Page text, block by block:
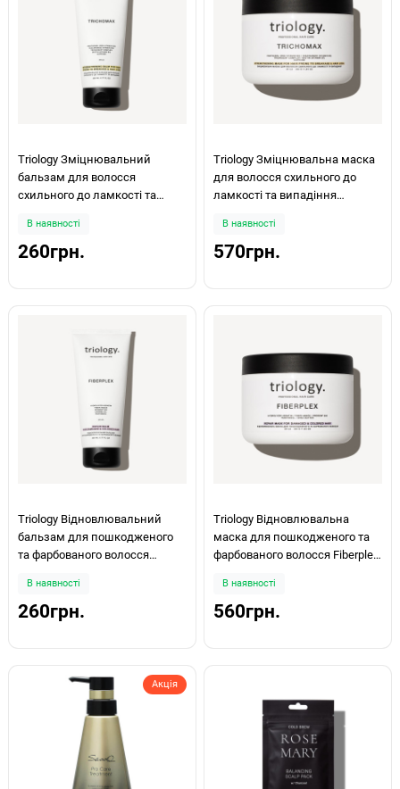
Triology Зміцнювальний
бальзам для волосся
схильного до ламкості та
В наявності
260грн.
Triology Зміцнювальна маска
для волосся схильного до
ламкості та випадіння
В наявності
570грн.
Triology Відновлювальний
бальзам для пошкодженого
та фарбованого волосся
В наявності
260грн.
Triology Відновлювальна
маска для пошкодженого та
фарбованого волосся Fiberplex
В наявності
560грн.
Акція